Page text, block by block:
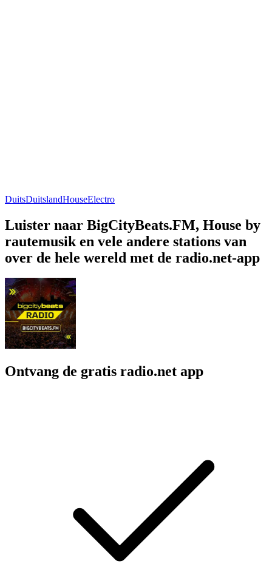
DuitsDuitslandHouseElectro
Luister naar BigCityBeats.FM, House by
rautemusik en vele andere stations van
over de hele wereld met de radio.net-app
Ontvang de gratis radio.net app